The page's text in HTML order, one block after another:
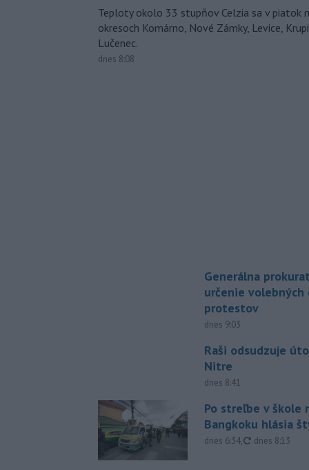
Teploty okolo 33 stupňov Celzia sa v piatok
okresoch Komárno, Nové Zámky, Levice,
Lučenec.
dnes 8:08
Generálna
určenie volebných
protestov
dnes 9:03
Raši odsudzuje
Nitre
dnes 8:41
Po streľbe v škole
Bangkoku hlásia
dnes 6:34, aktualizované
dnes 8:13